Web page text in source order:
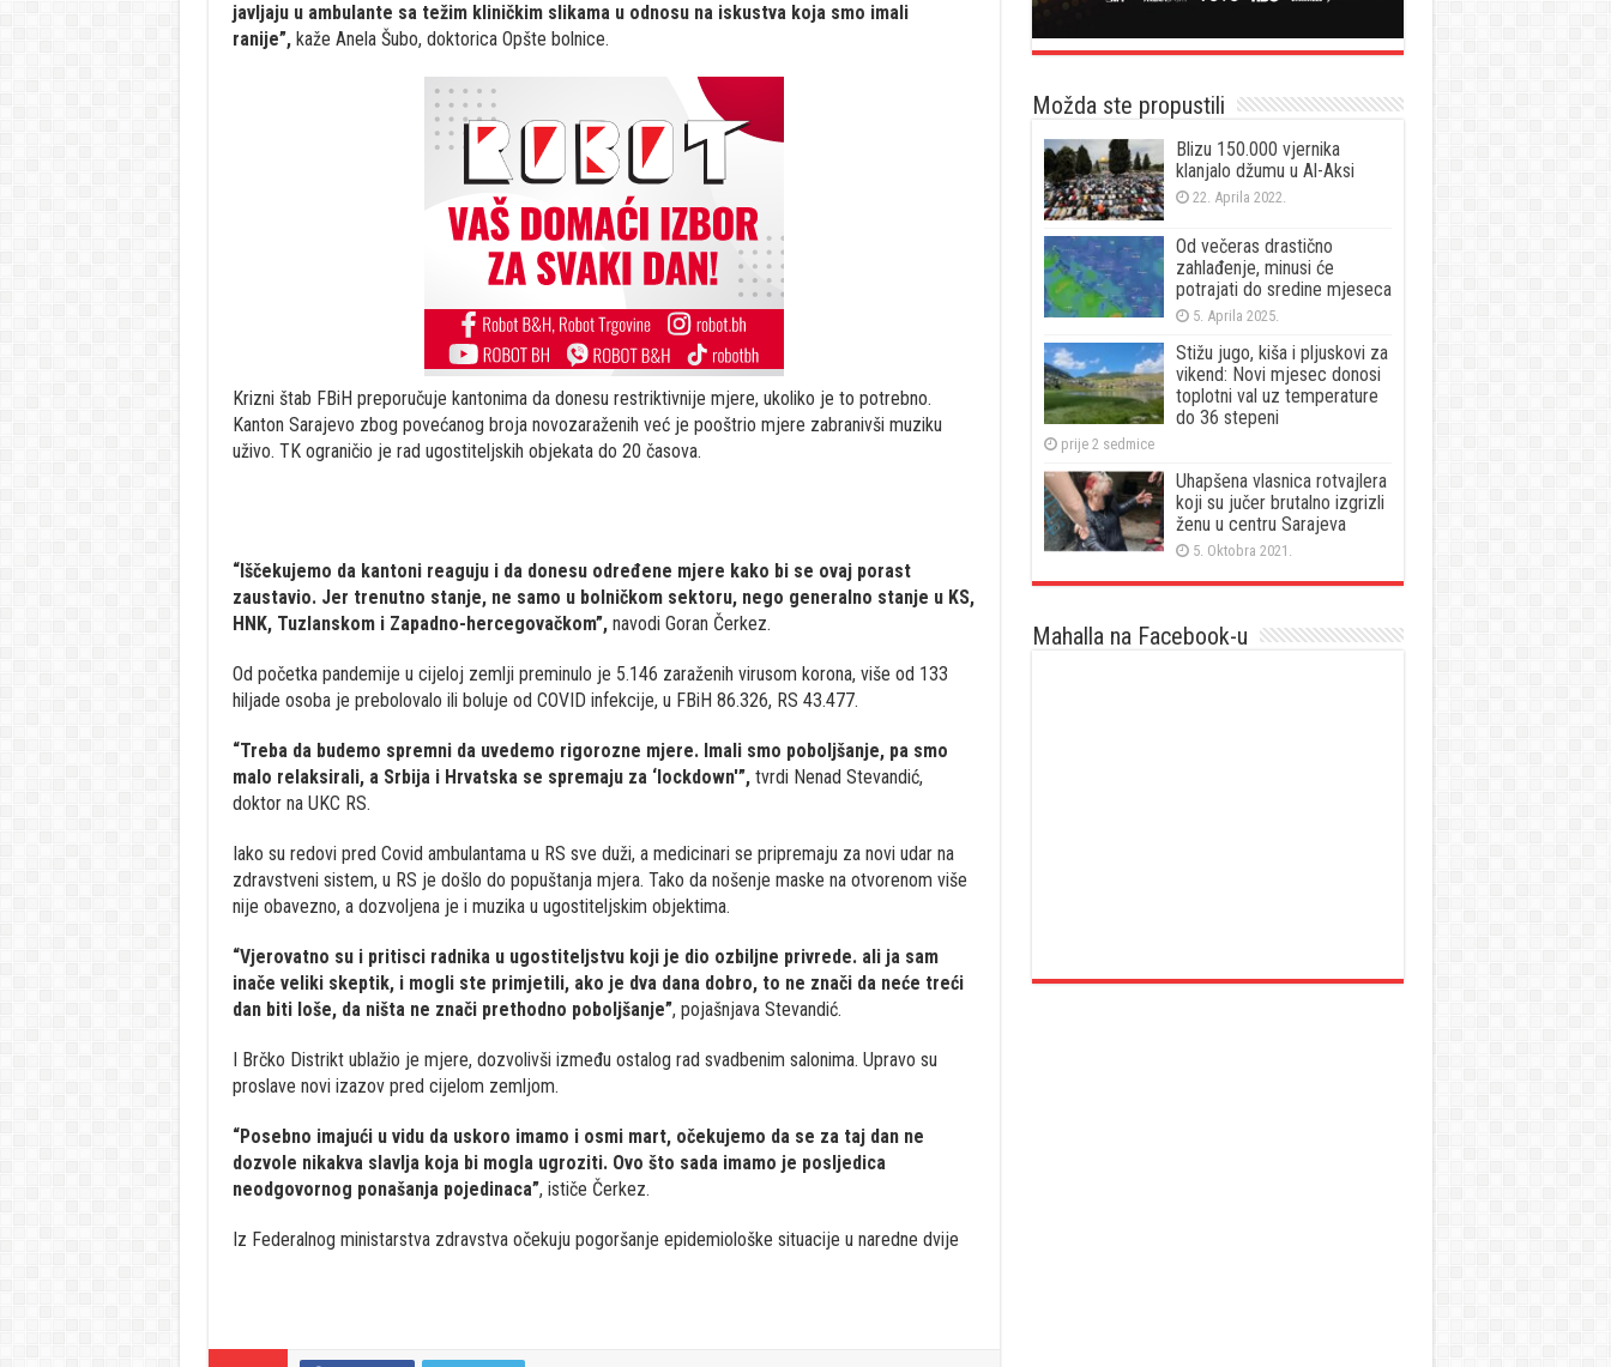
javljaju u ambulante sa težim kliničkim slikama u odnosu na iskustva koja smo imali
ranije”,kaže Anela Šubo, doktorica Opšte bolnice.
Krizni štab FBiH preporučuje kantonima da donesu restriktivnije mjere, ukoliko je to potrebno.
Kanton Sarajevo zbog povećanog broja novozaraženih već je pooštrio mjere zabranivši muziku
uživo. TK ograničio je rad ugostiteljskih objekata do 20 časova.
“Iščekujemo da kantoni reaguju i da donesu određene mjere kako bi se ovaj porast
zaustavio. Jer trenutno stanje, ne samo u bolničkom sektoru, nego generalno stanje u KS,
HNK, Tuzlanskom i Zapadno-hercegovačkom”,navodi Goran Čerkez.
Od početka pandemije u cijeloj zemlji preminulo je 5.146 zaraženih virusom korona, više od 133
hiljade osoba je prebolovalo ili boluje od COVID infekcije, u FBiH 86.326, RS 43.477.
“Treba da budemo spremni da uvedemo rigorozne mjere. Imali smo poboljšanje, pa smo
malo relaksirali, a Srbija i Hrvatska se spremaju za ‘lockdown'”,tvrdi Nenad Stevandić,
doktor na UKC RS.
Iako su redovi pred Covid ambulantama u RS sve duži, a medicinari se pripremaju za novi udar na
zdravstveni sistem, u RS je došlo do popuštanja mjera. Tako da nošenje maske na otvorenom više
nije obavezno, a dozvoljena je i muzika u ugostiteljskim objektima.
“Vjerovatno su i pritisci radnika u ugostiteljstvu koji je dio ozbiljne privrede. ali ja sam
inače veliki skeptik, i mogli ste primjetili, ako je dva dana dobro, to ne znači da neće treći
dan biti loše, da ništa ne znači prethodno poboljšanje”, pojašnjava Stevandić.
I Brčko Distrikt ublažio je mjere, dozvolivši između ostalog rad svadbenim salonima. Upravo su
proslave novi izazov pred cijelom zemljom.
“Posebno imajući u vidu da uskoro imamo i osmi mart, očekujemo da se za taj dan ne
dozvole nikakva slavlja koja bi mogla ugroziti. Ovo što sada imamo je posljedica
neodgovornog ponašanja pojedinaca”, ističe Čerkez.
Iz Federalnog ministarstva zdravstva očekuju pogoršanje epidemiološke situacije u naredne dvije
Možda ste propustili
Blizu 150.000 vjernika
klanjalo džumu u Al-Aksi
22. Aprila 2022.
Od večeras drastično
zahlađenje, minusi će
potrajati do sredine mjeseca
5. Aprila 2025.
Stižu jugo, kiša i pljuskovi za
vikend: Novi mjesec donosi
toplotni val uz temperature
do 36 stepeni
prije 2 sedmice
Uhapšena vlasnica rotvajlera
koji su jučer brutalno izgrizli
ženu u centru Sarajeva
5. Oktobra 2021.
Mahalla na Facebook-u